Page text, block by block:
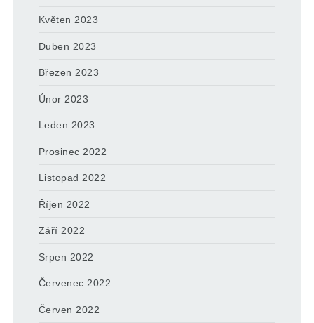
Květen 2023
Duben 2023
Březen 2023
Únor 2023
Leden 2023
Prosinec 2022
Listopad 2022
Říjen 2022
Září 2022
Srpen 2022
Červenec 2022
Červen 2022